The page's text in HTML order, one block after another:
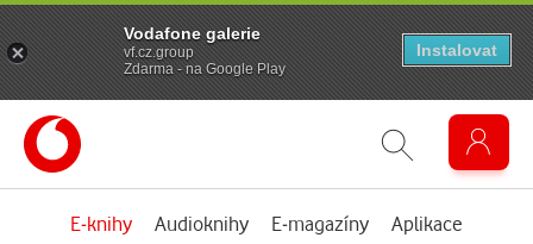
E-knihy Audioknihy E-magazíny Aplikace
Vodafone galerie
vf.cz.group
Zdarma - na Google Play
Instalovat